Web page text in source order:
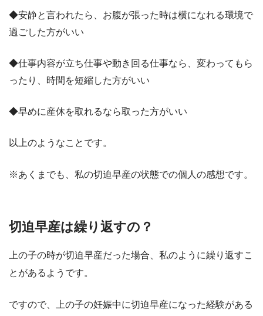
◆安静と言われたら、お腹が張った時は横になれる環境で
過ごした方がいい
◆仕事内容が立ち仕事や動き回る仕事なら、変わってもら
ったり、時間を短縮した方がいい
◆早めに産休を取れるなら取った方がいい
以上のようなことです。
※あくまでも、私の切迫早産の状態での個人の感想です。
切迫早産は繰り返すの？
上の子の時が切迫早産だった場合、私のように繰り返すこ
とがあるようです。
ですので、上の子の妊娠中に切迫早産になった経験がある